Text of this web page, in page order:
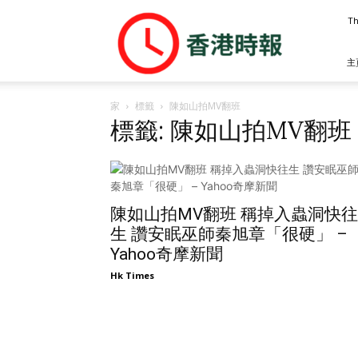
港
時
主
家 標籤 陳如山拍MV翻班
標籤: 陳如山拍MV翻班
陳如山拍MV翻班 稱掉入蟲洞快往
生 讚安眠巫師秦旭章「很硬」 –
Yahoo奇摩新聞
Hk Times